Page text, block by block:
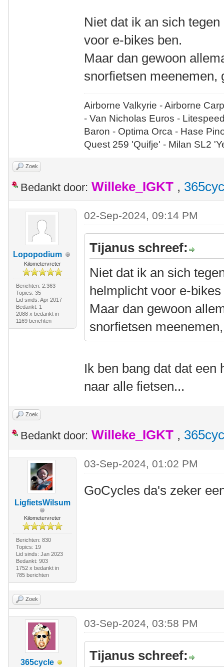
Niet dat ik an sich
voor e-bikes ben.
Maar dan gewoon
snorfietsen meenemen,
Airborne Valkyrie - Airborne
- Van Nicholas Euros -
Baron - Optima Orca - Hase
Quest 259 'Quifje' - Milan SL2
Zoek
Bedankt door: Willeke_IGKT ,
Lopopodium
Kilometervreter
Berichten: 2.363
Topics: 35
Lid sinds: Apr 2017
Bedankt: 1
2088 x bedankt in
1169 berichten
02-Sep-2024, 09:14 PM
Tijanus schreef:
Niet dat ik an sich
helmplicht voor e-
Maar dan gewoon
snorfietsen
Ik ben bang dat dat
naar alle fietsen...
Zoek
Bedankt door: Willeke_IGKT ,
LigfietsWilsum
Kilometervreter
Berichten: 830
Topics: 19
Lid sinds: Jan 2023
Bedankt: 903
1752 x bedankt in
785 berichten
03-Sep-2024, 01:02 PM
GoCycles da's zeker
Zoek
365cycle
03-Sep-2024, 03:58 PM
Tijanus schreef: